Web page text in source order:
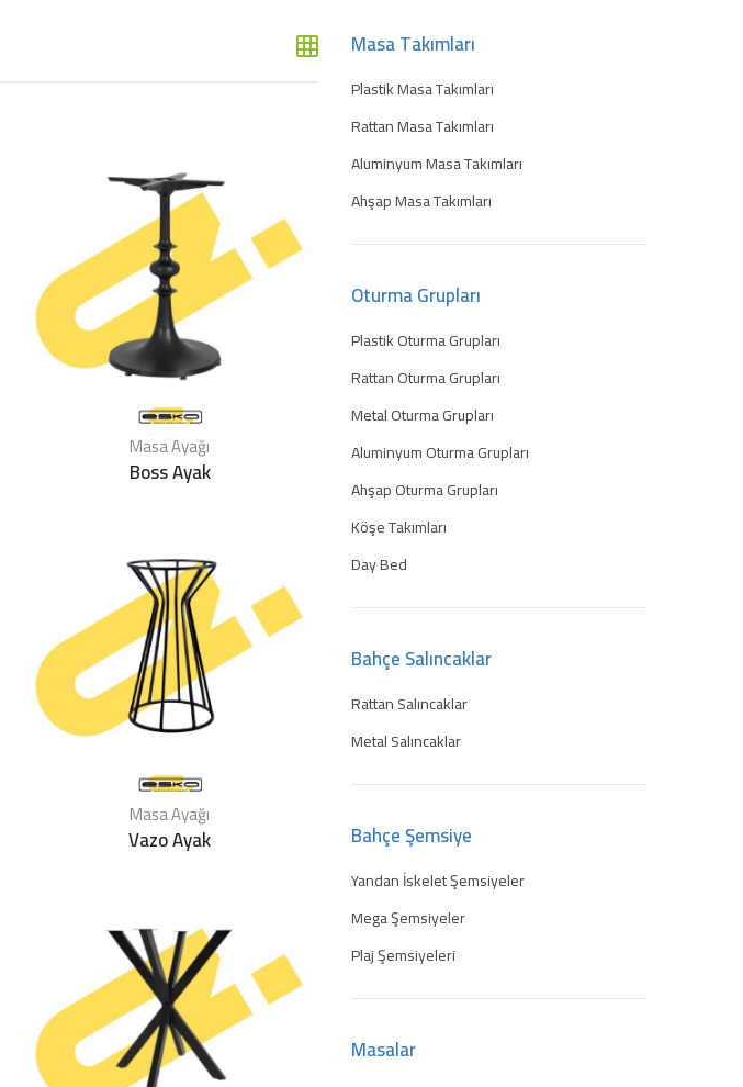
Masa Ayağı
Boss Ayak
Masa Ayağı
Vazo Ayak
Masa Takımları
Plastik Masa Takımları
Rattan Masa Takımları
Aluminyum Masa Takımları
Ahşap Masa Takımları
Oturma Grupları
Plastik Oturma Grupları
Rattan Oturma Grupları
Metal Oturma Grupları
Aluminyum Oturma Grupları
Ahşap Oturma Grupları
Köşe Takımları
Day Bed
Bahçe Salıncaklar
Rattan Salıncaklar
Metal Salıncaklar
Bahçe Şemsiye
Yandan İskelet Şemsiyeler
Mega Şemsiyeler
Plaj Şemsiyeleri
Masalar